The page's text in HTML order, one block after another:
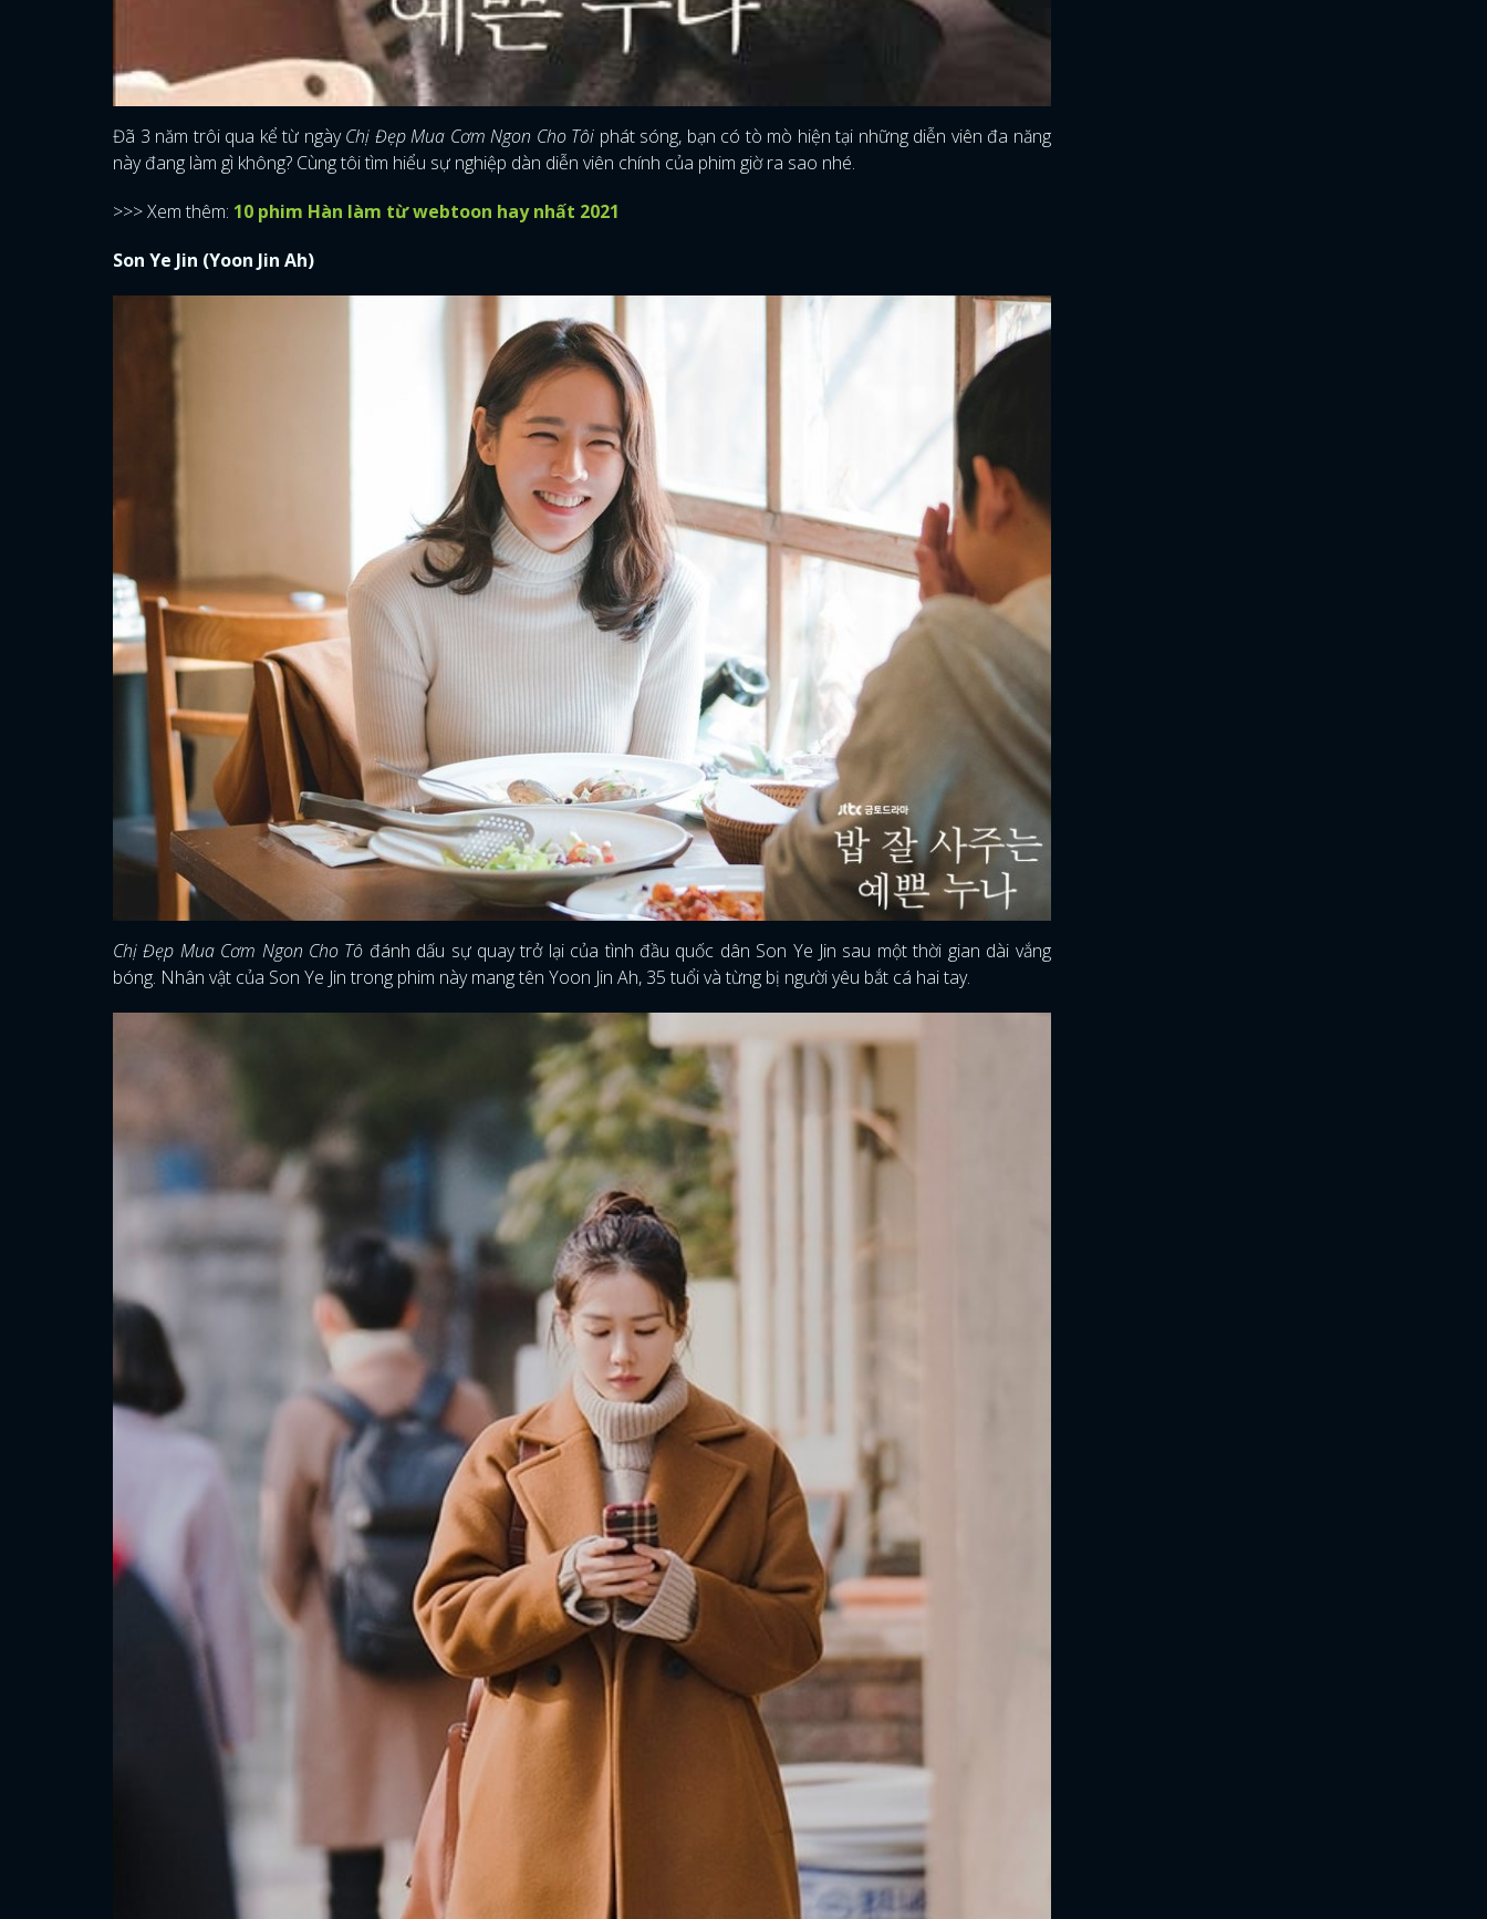
ĐĂNG NHẬP
FACEBOOK
Đã 3 năm trôi qua kể từ ngàyChị Đẹp Mua Cơm Ngon Cho Tôi phát sóng, bạn có tò mò hiện tại những diễn viên đa năng
này đang làm gì không? Cùng tôi tìm hiểu sự nghiệp dàn diễn viên chính của phim giờ ra sao nhé.
>>> Xem thêm: 10 phim Hàn làm từ webtoon hay nhất 2021
Son Ye Jin (Yoon Jin Ah)
Chị Đẹp Mua Cơm Ngon Cho Tô đánh dấu sự quay trở lại của tình đầu quốc dân Son Ye Jin sau một thời gian dài vắng
bóng. Nhân vật của Son Ye Jin trong phim này mang tên Yoon Jin Ah, 35 tuổi và từng bị người yêu bắt cá hai tay.